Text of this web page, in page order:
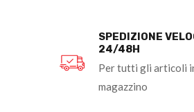
SPEDIZIONE
24/48H
Per tutti gli articoli
magazzino